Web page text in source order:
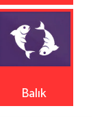
Balık